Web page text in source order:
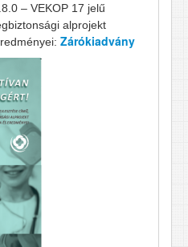
– VEKOP 17 jelű
alprojekt
Zárókiadvány